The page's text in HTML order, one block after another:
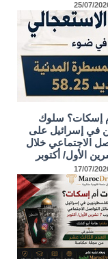
25/07/
إسكات؟ سلوك
في إسرائيل على
الاجتماعي خلال
17/07/